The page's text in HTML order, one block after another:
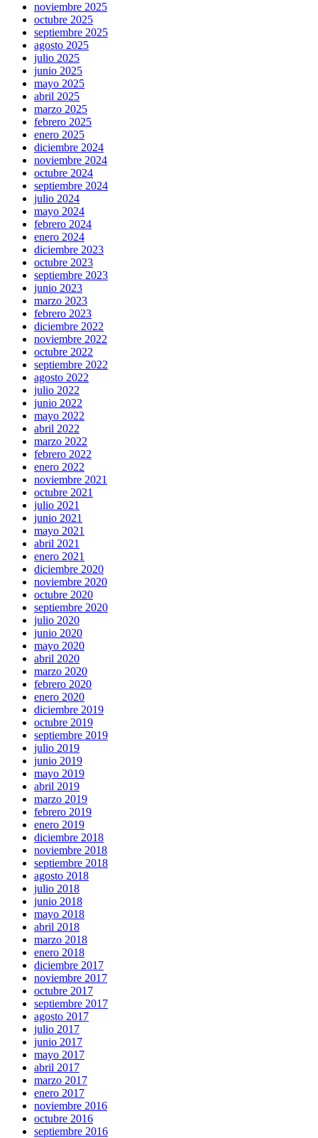
noviembre 2025
octubre 2025
septiembre 2025
agosto 2025
julio 2025
junio 2025
mayo 2025
abril 2025
marzo 2025
febrero 2025
enero 2025
diciembre 2024
noviembre 2024
octubre 2024
septiembre 2024
julio 2024
mayo 2024
febrero 2024
enero 2024
diciembre 2023
octubre 2023
septiembre 2023
junio 2023
marzo 2023
febrero 2023
diciembre 2022
noviembre 2022
octubre 2022
septiembre 2022
agosto 2022
julio 2022
junio 2022
mayo 2022
abril 2022
marzo 2022
febrero 2022
enero 2022
noviembre 2021
octubre 2021
julio 2021
junio 2021
mayo 2021
abril 2021
enero 2021
diciembre 2020
noviembre 2020
octubre 2020
septiembre 2020
julio 2020
junio 2020
mayo 2020
abril 2020
marzo 2020
febrero 2020
enero 2020
diciembre 2019
octubre 2019
septiembre 2019
julio 2019
junio 2019
mayo 2019
abril 2019
marzo 2019
febrero 2019
enero 2019
diciembre 2018
noviembre 2018
septiembre 2018
agosto 2018
julio 2018
junio 2018
mayo 2018
abril 2018
marzo 2018
enero 2018
diciembre 2017
noviembre 2017
octubre 2017
septiembre 2017
agosto 2017
julio 2017
junio 2017
mayo 2017
abril 2017
marzo 2017
enero 2017
noviembre 2016
octubre 2016
septiembre 2016